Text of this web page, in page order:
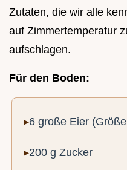
Zutaten, die wir alle
auf Zimmertemperatur
aufschlagen.
Für den Boden:
6 große Eier
200 g Zucker